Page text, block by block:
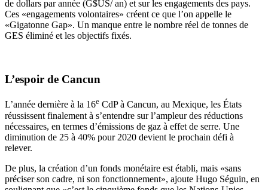
de dollars par année (G$US/ an) et sur les engagements des pays.
Ces «engagements volontaires» créent ce que l’on appelle le
«Gigatonne Gap». Un manque entre le nombre réel de tonnes de
GES éliminé et les objectifs fixés.
L’espoir de Cancun
L’année dernière à la 16e CdP à Cancun, au Mexique, les États
réussissent finalement à s’entendre sur l’ampleur des réductions
nécessaires, en termes d’émissions de gaz à effet de serre. Une
diminution de 25 à 40% pour 2020 devient le prochain défi à
relever.
De plus, la création d’un fonds monétaire est établi, mais «sans
préciser son cadre, ni son fonctionnement», ajoute Hugo Séguin, en